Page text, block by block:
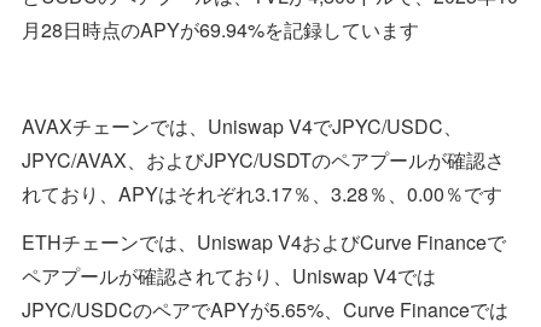
月28日時点のAPYが69.94%を記録しています
AVAXチェーンでは、Uniswap V4でJPYC/USDC、
JPYC/AVAX、およびJPYC/USDTのペアプールが確認さ
れており、APYはそれぞれ3.17％、3.28％、0.00％です
ETHチェーンでは、Uniswap V4およびCurve Financeで
ペアプールが確認されており、Uniswap V4では
JPYC/USDCのペアでAPYが5.65%、Curve Financeでは